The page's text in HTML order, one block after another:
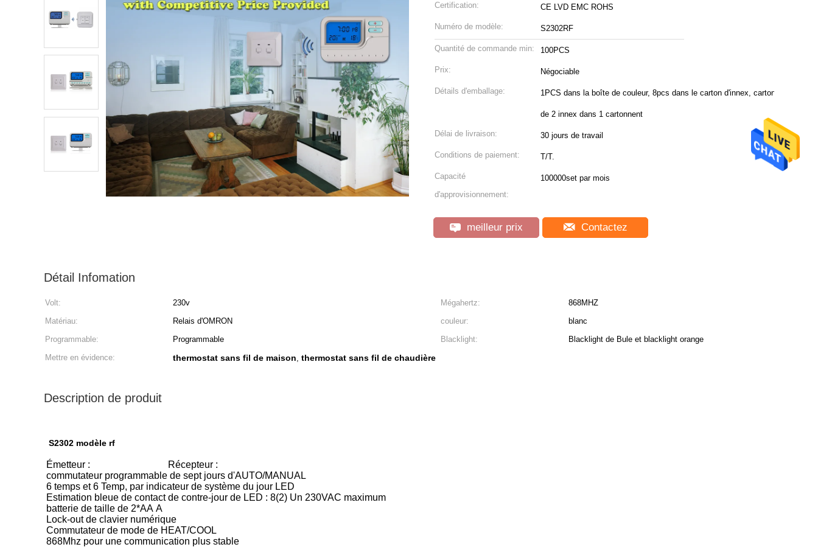
Certification: CE LVD EMC ROHS
Numéro de modèle: S2302RF
Quantité de commande min: 100PCS
Prix: Négociable
Détails d'emballage: 1PCS dans la boîte de couleur, 8pcs dans le carton d'innex, carton
de 2 innex dans 1 cartonnent
Délai de livraison: 30 jours de travail
Conditions de paiement: T/T.
Capacité
d'approvisionnement:
100000set par mois
meilleur prix Contactez
Détail Infomation
Volt: 230v Mégahertz:
868MHZ
Matériau:
Relais d'OMRON couleur:
blanc
Programmable:
Programmable Blacklight:
Blacklight de Bule et blacklight orange
Mettre en évidence:
thermostat sans fil de maison, thermostat sans fil de chaudière
Description de produit
S2302 modèle rf
Émetteur : Récepteur :
commutateur programmable de sept jours d'AUTO/MANUAL
6 temps et 6 Temp, par indicateur de système du jour LED
Estimation bleue de contact de contre-jour de LED : 8(2) Un 230VAC maximum
batterie de taille de 2*AA A
Lock-out de clavier numérique
Commutateur de mode de HEAT/COOL
868Mhz pour une communication plus stable